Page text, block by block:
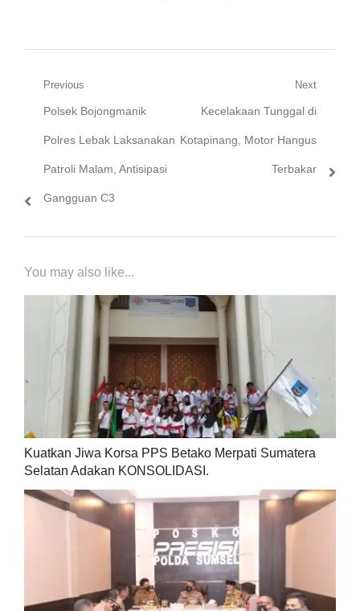
Navigasi
pos
Previous
Previous
post:
Polsek Bojongmanik
Polres Lebak Laksanakan
Patroli Malam, Antisipasi
Gangguan C3
Next
Next
post:
Kecelakaan Tunggal di
Kotapinang, Motor Hangus
Terbakar
You may also like...
Kuatkan Jiwa Korsa PPS Betako Merpati Sumatera
Selatan Adakan KONSOLIDASI.